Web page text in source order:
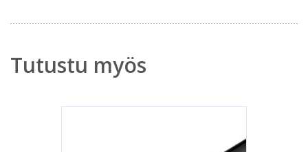
Tutustu myös